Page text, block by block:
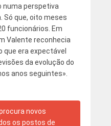
numa perspetiva
Só que, oito meses
funcionários. Em
Valente reconhecia
que era expectável
da evolução do
anos seguintes».